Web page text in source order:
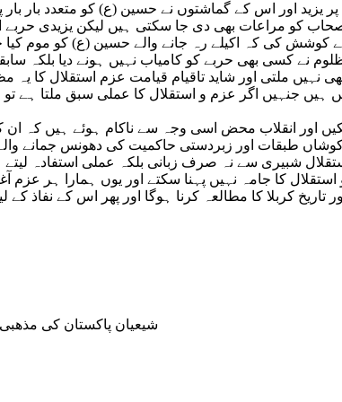
یزید اور اس کے گماشتوں نے حسین (ع) کو متعدد بار
کو مراعات بھی دی جا سکتی ہیں لیکن یزیدی حربے
کوشش کی کہ اکیلے رہ جانے والے حسین (ع) کو موم
نے کسی بھی حربے کو کامیاب نہیں ہونے دیا بلکہ
ملتی اور شاید تاقیام قیامت عزم استقلال کا یہ
شہادت پر مبنی تحریکیں ہیں جنہیں اگر عزم و استقلال کا عملی
اور انقلاب محض اسی وجہ سے ناکام ہوئے ہیں کہ ان
طبقات اور زبردستی حاکمیت کی دھونس جمانے
شبیری سے نہ صرف زبانی بلکہ عملی استفادہ
کا جامہ نہیں پہنا سکتے اور یوں ہمارا ہر
کربلا کا مطالعہ کرنا ہوگا اور پھر اس کے نفاذ
شیعیان پاکستان کی مذهبی